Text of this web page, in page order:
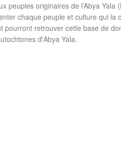
peuples originaires de l’Abya Yala
chaque peuple et culture qui la
pourront retrouver cette base de
d'Abya Yala.